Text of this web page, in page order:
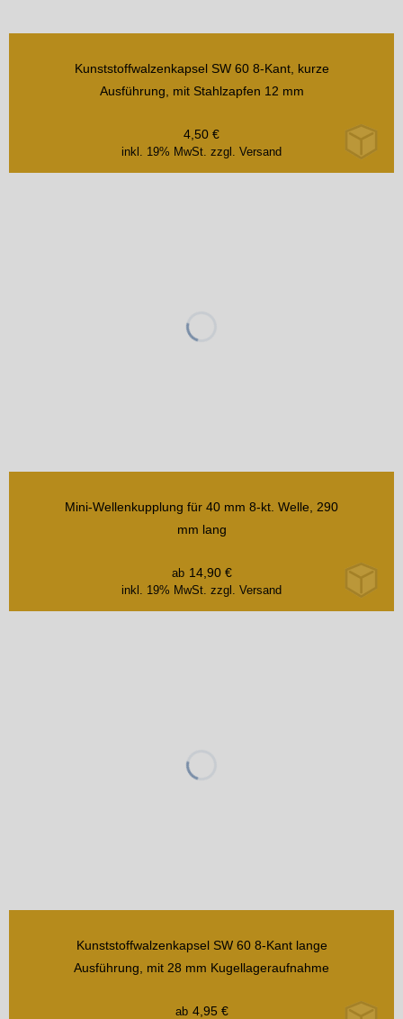
Kunststoffwalzenkapsel SW 60 8-Kant, kurze
Ausführung, mit Stahlzapfen 12 mm
inkl. 19% MwSt. zzgl. Versand
4,50 €
Mini-Wellenkupplung für 40 mm 8-kt. Welle, 290
mm lang
inkl. 19% MwSt. zzgl. Versand
ab 14,90€
Kunststoffwalzenkapsel SW 60 8-Kant lange
Ausführung, mit 28 mm Kugellageraufnahme
ab 4,95€